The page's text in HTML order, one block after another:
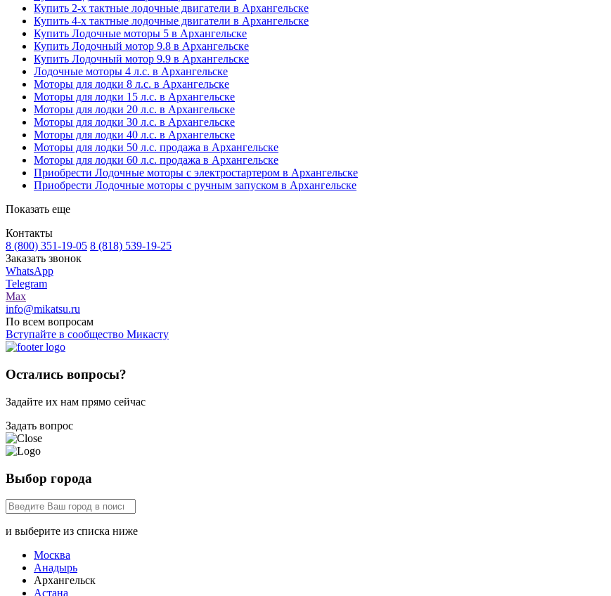
Купить 2-х тактные лодочные двигатели в Архангельске
Купить 4-х тактные лодочные двигатели в Архангельске
Купить Лодочные моторы 5 в Архангельске
Купить Лодочный мотор 9.8 в Архангельске
Купить Лодочный мотор 9.9 в Архангельске
Лодочные моторы 4 л.с. в Архангельске
Моторы для лодки 8 л.с. в Архангельске
Моторы для лодки 15 л.с. в Архангельске
Моторы для лодки 20 л.с. в Архангельске
Моторы для лодки 30 л.с. в Архангельске
Моторы для лодки 40 л.с. в Архангельске
Моторы для лодки 50 л.с. продажа в Архангельске
Моторы для лодки 60 л.с. продажа в Архангельске
Приобрести Лодочные моторы с электростартером в Архангельске
Приобрести Лодочные моторы с ручным запуском в Архангельске
Показать еще
Контакты
8 (800) 351-19-05 8 (818) 539-19-25
Заказать звонок
WhatsApp
Telegram
Max
info@mikatsu.ru
По всем вопросам
Вступайте в сообщество Микасту
Остались вопросы?
Задайте их нам прямо сейчас
Задать вопрос
Выбор города
и выберите из списка ниже
Москва
Анадырь
Архангельск
Астана